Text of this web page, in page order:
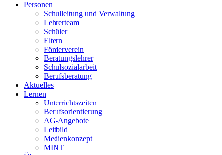
Personen
Schulleitung und Verwaltung
Lehrerteam
Schüler
Eltern
Förderverein
Beratungslehrer
Schulsozialarbeit
Berufsberatung
Aktuelles
Lernen
Unterrichtszeiten
Berufsorientierung
AG-Angebote
Leitbild
Medienkonzept
MINT